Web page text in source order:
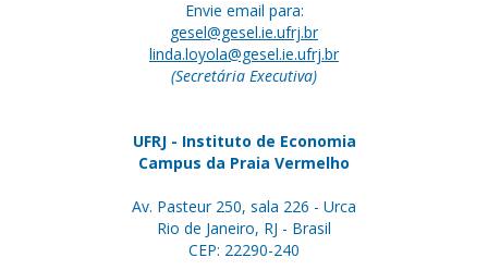
Envie email para:
gesel@gesel.ie.ufrj.br
linda.loyola@gesel.ie.ufrj.br
(Secretária Executiva)
UFRJ - Instituto de Economia
Campus da Praia Vermelho
Av. Pasteur 250, sala 226 - Urca
Rio de Janeiro, RJ - Brasil
CEP: 22290-240